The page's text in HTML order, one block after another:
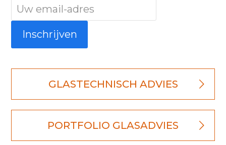
GLASTECHNISCH ADVIES
PORTFOLIO GLASADVIES